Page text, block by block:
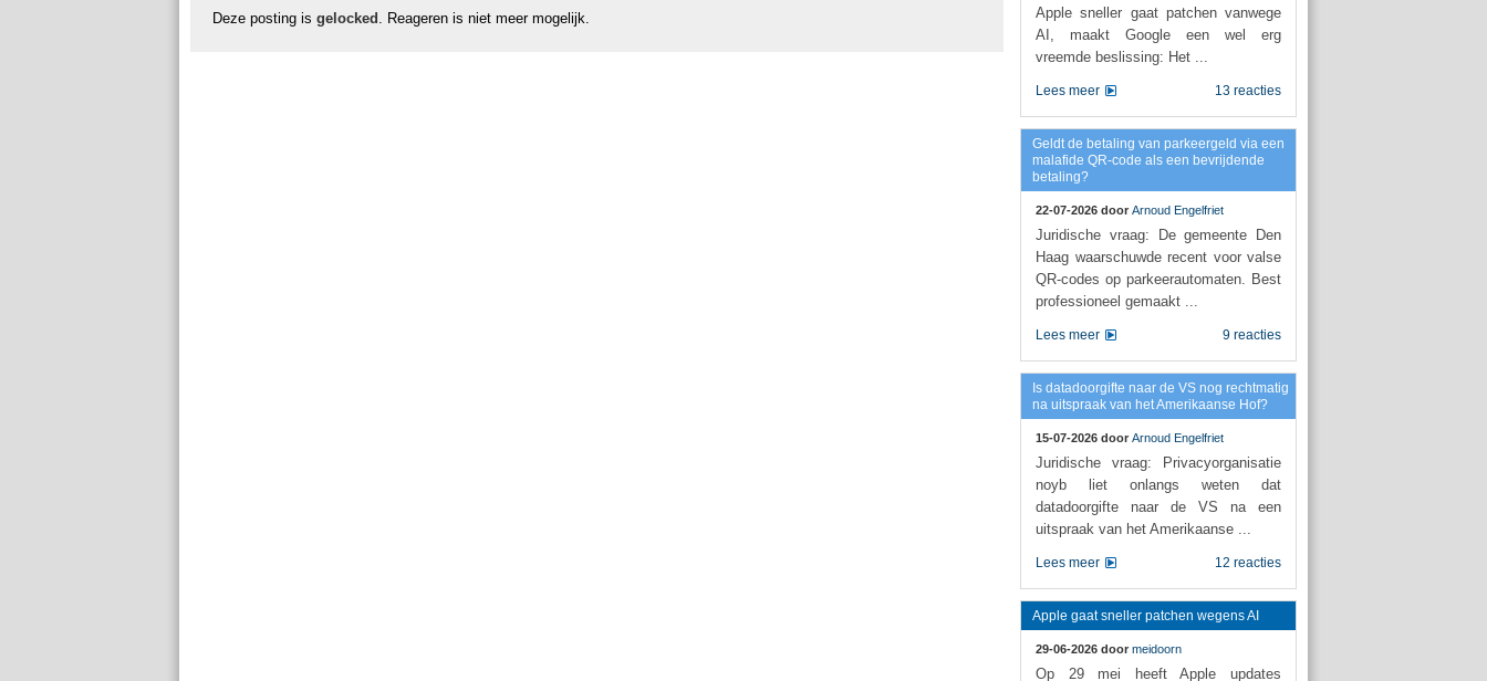
Deze posting is gelocked . Reageren is niet meer mogelijk.
Apple sneller gaat patchen vanwege
AI, maakt Google een wel erg
vreemde beslissing: Het ...
13 reacties
Lees meer
Geldt de betaling van parkeergeld via een
malafide QR-code als een bevrijdende
betaling?
22-07-2026 door Arnoud Engelfriet
Juridische vraag: De gemeente Den
Haag waarschuwde recent voor valse
QR-codes op parkeerautomaten. Best
professioneel gemaakt ...
9 reacties
Lees meer
Is datadoorgifte naar de VS nog rechtmatig
na uitspraak van het Amerikaanse Hof?
15-07-2026 door Arnoud Engelfriet
Juridische vraag: Privacyorganisatie
noyb liet onlangs weten dat
datadoorgifte naar de VS na een
uitspraak van het Amerikaanse ...
12 reacties
Lees meer
Apple gaat sneller patchen wegens AI
29-06-2026 door meidoorn
Op 29 mei heeft Apple updates